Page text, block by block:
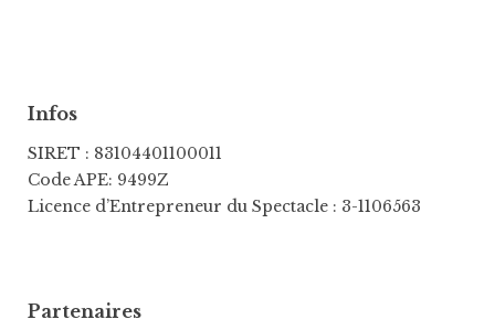
Infos
SIRET : 83104401100011
Code APE: 9499Z
Licence d’Entrepreneur du Spectacle : 3-1106563
Partenaires